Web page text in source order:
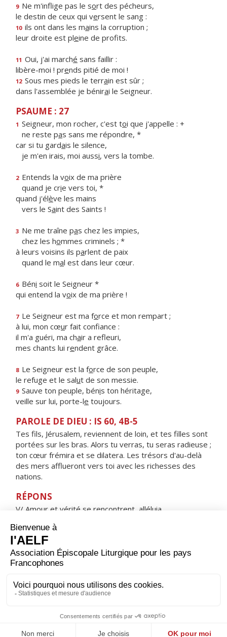
9 Ne m'inflige pas le sort des pécheurs,
le destin de ceux qui versent le sang :
10 ils ont dans les mains la corruption ;
leur droite est pleine de profits.
11 Oui, j'ai marché sans faillir :
libère-moi ! prends pitié de moi !
12 Sous mes pieds le terrain est sûr ;
dans l'assemblée je bénirai le Seigneur.
PSAUME : 27
1 Seigneur, mon rocher, c'est toi que j'appelle : +
ne reste pas sans me répondre, *
car si tu gardais le silence,
je m'en irais, moi aussi, vers la tombe.
2 Entends la voix de ma prière
quand je crie vers toi, *
quand j'élève les mains
vers le Saint des Saints !
3 Ne me traîne pas chez les impies,
chez les hommes criminels ; *
à leurs voisins ils parlent de paix
quand le mal est dans leur cœur.
6 Béni soit le Seigneur *
qui entend la voix de ma prière !
7 Le Seigneur est ma force et mon rempart ;
à lui, mon cœur fait confiance :
il m'a guéri, ma chair a refleuri,
mes chants lui rendent grâce.
8 Le Seigneur est la force de son peuple,
le refuge et le salut de son messie.
9 Sauve ton peuple, bénis ton héritage,
veille sur lui, porte-le toujours.
PAROLE DE DIEU : IS 60, 4B-5
Tes fils, Jérusalem, reviennent de loin, et tes filles sont
portées sur les bras. Alors tu verras, tu seras radieuse ;
ton cœur frémira et se dilatera. Les trésors d'au-delà
des mers afflueront vers toi avec les richesses des
nations.
RÉPONS
V/ Amour et vérité se rencontrent, alléluia,
ORAISON
Seigneur, tu as voulu que ton Fils naisse de la Vierge
bénie, afin que son humanité ne soit pas soumise à la
à l’engrenage du péché puisque le Christ nous donne
part à la nouvelle création. Lui qui règne.